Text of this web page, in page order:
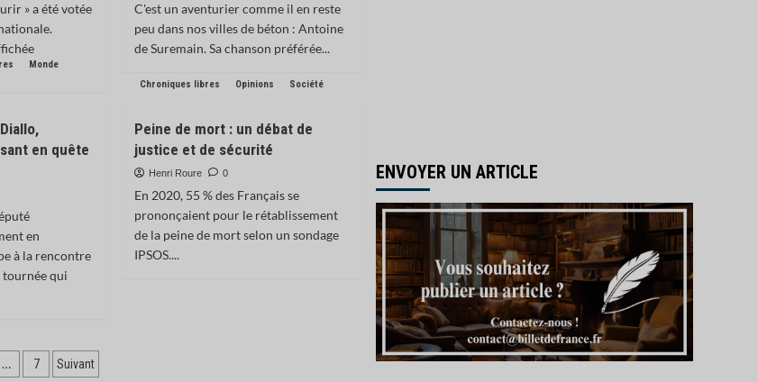
» a été votée
C'est un aventurier comme il en reste
peu dans nos villes de béton : Antoine
de Suremain. Sa chanson préférée...
Monde
en quête
en
à la rencontre
tournée qui
Chroniques libres Opinions Société
Peine de mort : un débat de
justice et de sécurité
Henri Roure 0
En 2020, 55 % des Français se
prononçaient pour le rétablissement
de la peine de mort selon un sondage
IPSOS....
… 7 Suivant
ENVOYER UN ARTICLE